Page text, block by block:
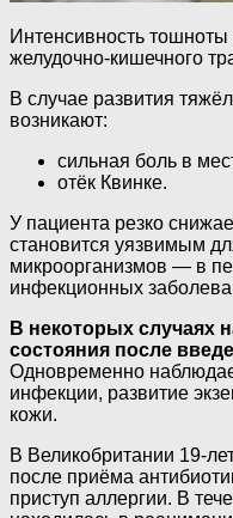
Интенсивность
желудочно-кишечного
В случае развития
возникают:
сильная боль в
отёк Квинке.
У пациента резко
становится уязвимым
микроорганизмов — в
инфекционных
В некоторых случаях
состояния после
Одновременно
инфекции, развитие
кожи.
В Великобритании 19-
после приёма
приступ аллергии. В